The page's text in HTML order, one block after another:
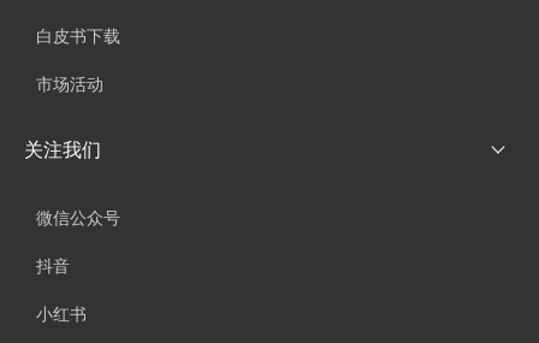
白皮书下载
市场活动
关注我们
微信公众号
抖音
小红书